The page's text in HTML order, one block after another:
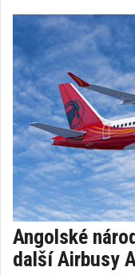
Angolské
další Airbusy